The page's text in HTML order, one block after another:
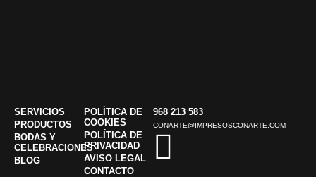
SERVICIOS
PRODUCTOS
BODAS Y
CELEBRACIONES
BLOG
POLÍTICA DE
COOKIES
POLÍTICA DE
PRIVACIDAD
AVISO LEGAL
CONTACTO
968 213 583
CONARTE@IMPRESOSCONARTE.COM